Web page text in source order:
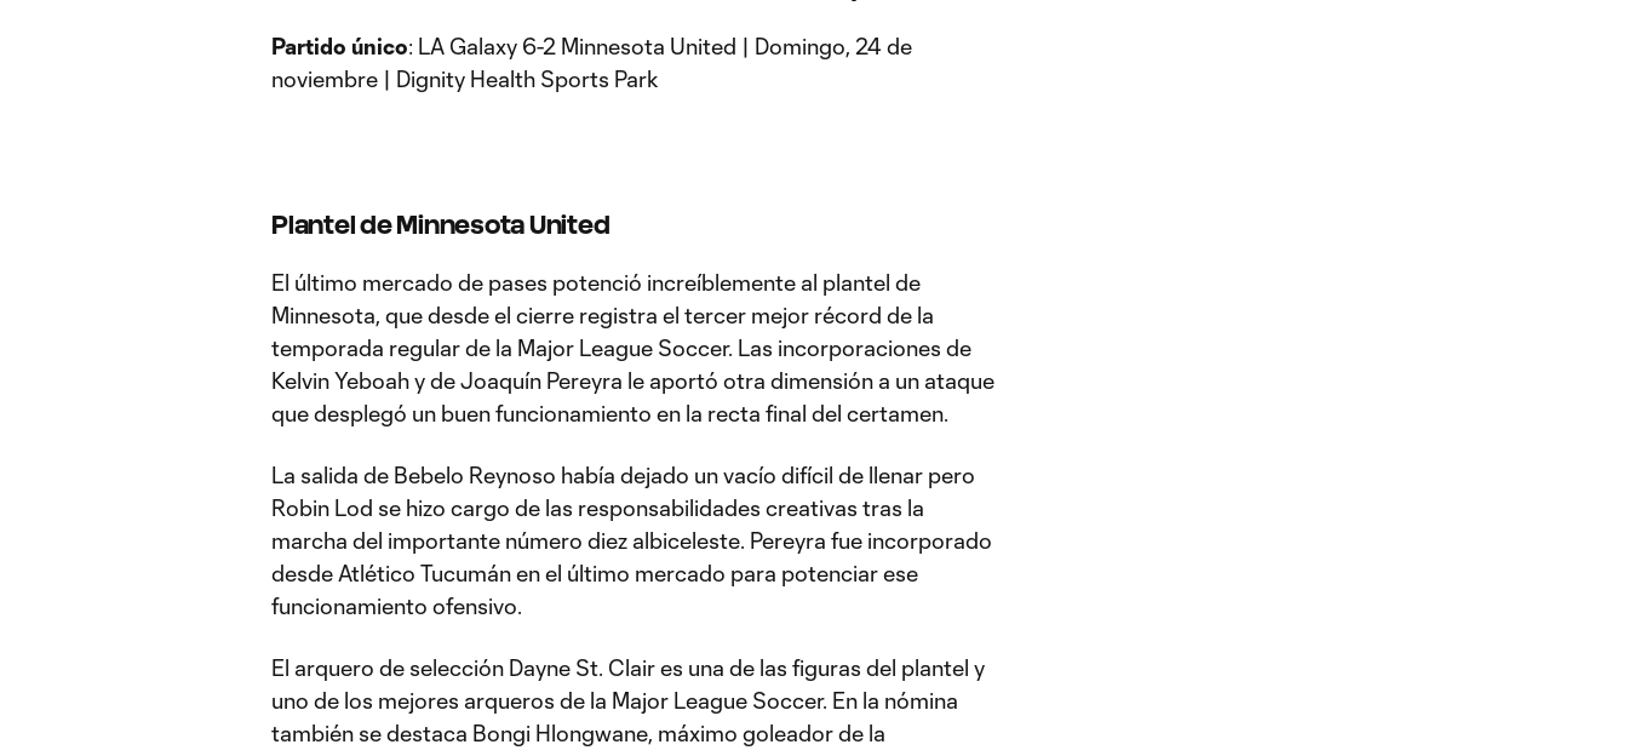
Partido único: LA Galaxy 6-2 Minnesota United | Domingo, 24 de
noviembre | Dignity Health Sports Park
Plantel de Minnesota United
El último mercado de pases potenció increíblemente al plantel de
Minnesota, que desde el cierre registra el tercer mejor récord de la
temporada regular de la Major League Soccer. Las incorporaciones de
Kelvin Yeboah y de Joaquín Pereyra le aportó otra dimensión a un ataque
que desplegó un buen funcionamiento en la recta final del certamen.
La salida de Bebelo Reynoso había dejado un vacío difícil de llenar pero
Robin Lod se hizo cargo de las responsabilidades creativas tras la
marcha del importante número diez albiceleste. Pereyra fue incorporado
desde Atlético Tucumán en el último mercado para potenciar ese
funcionamiento ofensivo.
El arquero de selección Dayne St. Clair es una de las figuras del plantel y
uno de los mejores arqueros de la Major League Soccer. En la nómina
también se destaca Bongi Hlongwane, máximo goleador de la